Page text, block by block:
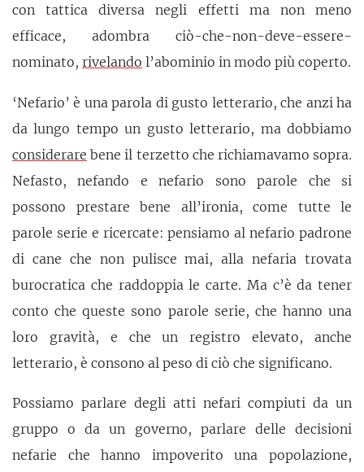
con tattica diversa negli effetti ma non meno
efficace, adombra ciò-che-non-deve-essere-
nominato, rivelando l’abominio in modo più coperto.
‘Nefario’ è una parola di gusto letterario, che anzi ha
da lungo tempo un gusto letterario, ma dobbiamo
considerare bene il terzetto che richiamavamo sopra.
Nefasto, nefando e nefario sono parole che si
possono prestare bene all’ironia, come tutte le
parole serie e ricercate: pensiamo al nefario padrone
di cane che non pulisce mai, alla nefaria trovata
burocratica che raddoppia le carte. Ma c’è da tener
conto che queste sono parole serie, che hanno una
loro gravità, e che un registro elevato, anche
letterario, è consono al peso di ciò che significano.
Possiamo parlare degli atti nefari compiuti da un
gruppo o da un governo, parlare delle decisioni
nefarie che hanno impoverito una popolazione,